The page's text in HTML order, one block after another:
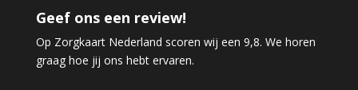
Geef ons een review!
Op Zorgkaart Nederland scoren wij een 9,8. We horen
graag hoe jij ons hebt ervaren.